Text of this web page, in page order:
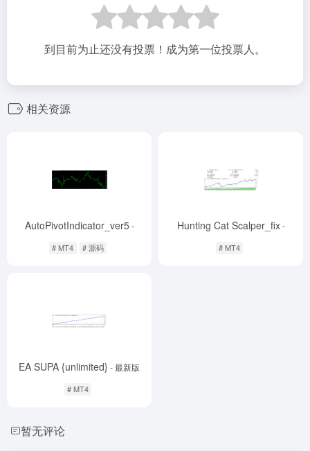
到目前为止还没有投票！成为第一位投票人。
相关资源
AutoPivotIndicator_ver5 -
# MT4 # 源码
Hunting Cat Scalper_fix-
# MT4
EA SUPA {unlimited} - 最新版
# MT4
暂无评论